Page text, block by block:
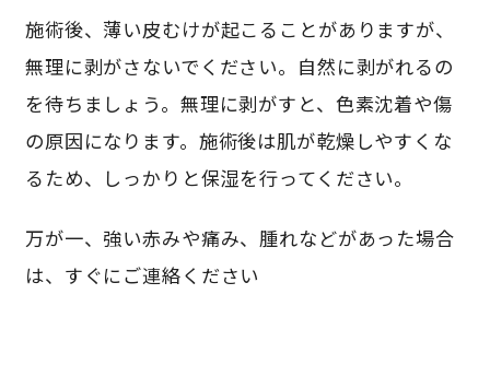
施術後、薄い皮むけが起こることがありますが、
無理に剥がさないでください。自然に剥がれるの
を待ちましょう。無理に剥がすと、色素沈着や傷
の原因になります。施術後は肌が乾燥しやすくな
るため、しっかりと保湿を行ってください。
万が一、強い赤みや痛み、腫れなどがあった場合
は、すぐにご連絡ください